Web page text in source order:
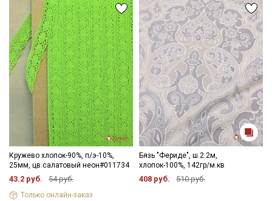
Кружево хлопок-90%, п/э-10%,
25мм, цв.салатовый неон#011734
43.2 руб. 54 руб.
Только онлайн-заказ
Бязь "Фериде", ш.2.2м,
хлопок-100%, 142гр/м.кв
408 руб. 510 руб.